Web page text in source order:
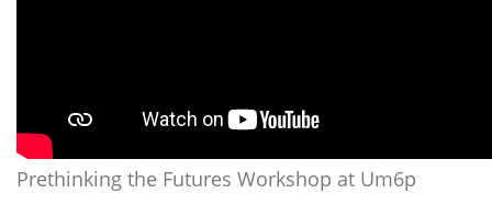
Prethinking the Futures Workshop at Um6p